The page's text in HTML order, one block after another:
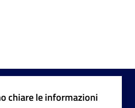
chiare le informazioni